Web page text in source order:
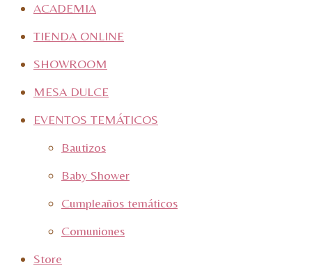
ACADEMIA
TIENDA ONLINE
SHOWROOM
MESA DULCE
EVENTOS TEMÁTICOS
Bautizos
Baby Shower
Cumpleaños temáticos
Comuniones
Store